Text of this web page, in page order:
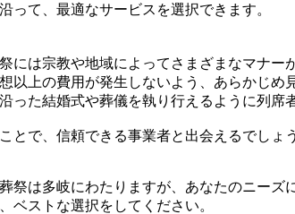
って、最適なサービスを選択できます。
には宗教や地域によってさまざまなマナ
以上の費用が発生しないよう、あらかじ
った結婚式や葬儀を執り行えるように列
とで、信頼できる事業者と出会えるでしょう
祭は多岐にわたりますが、あなたのニーズ
ベストな選択をしてください。